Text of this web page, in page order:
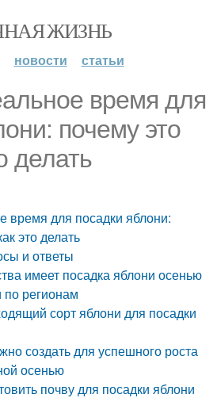
ЖИЗНЬ
новости статьи
время для
почему это
делать
время для посадки яблони:
это делать
и ответы
имеет посадка яблони осенью
регионам
сорт яблони для посадки
создать для успешного роста
осенью
почву для посадки яблони